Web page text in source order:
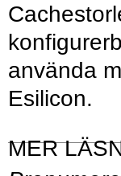
använda
Esilicon.